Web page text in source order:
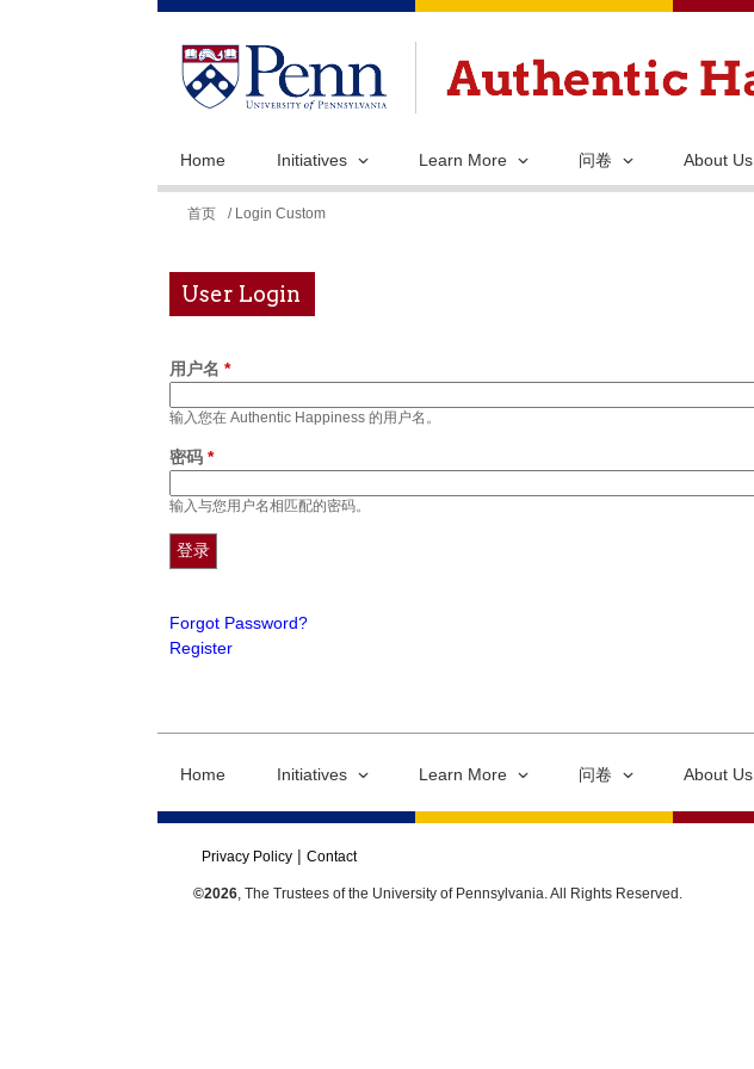
跳
到
内
Home Initiatives Learn More 问卷 About Us
你
这
里
首页 / Login Custom
User Login
用户名 *
输入您在 Authentic Happiness 的用户名。
密码 *
输入与您用户名相匹配的密码。
Forgot Password?
Register
Home Initiatives Learn More 问卷 About Us
Privacy Policy Contact
©2026, The Trustees of the University of Pennsylvania. All Rights Reserved.